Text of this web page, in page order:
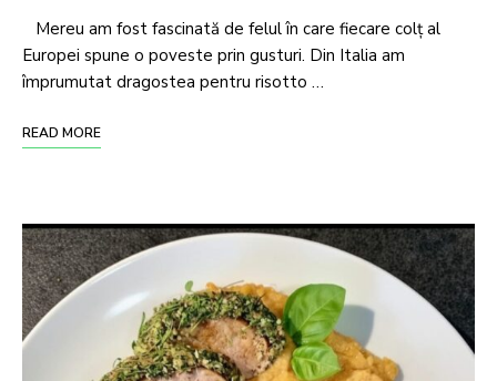
Mereu am fost fascinată de felul în care fiecare colț al
Europei spune o poveste prin gusturi. Din Italia am
împrumutat dragostea pentru risotto …
READ MORE